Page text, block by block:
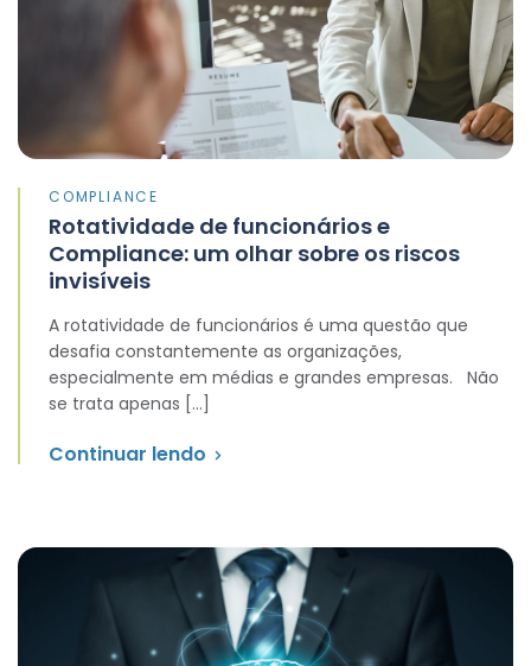
COMPLIANCE
Rotatividade de funcionários e
Compliance: um olhar sobre os riscos
invisíveis
A rotatividade de funcionários é uma questão que
desafia constantemente as organizações,
especialmente em médias e grandes empresas. Não
se trata apenas […]
Continuar lendo